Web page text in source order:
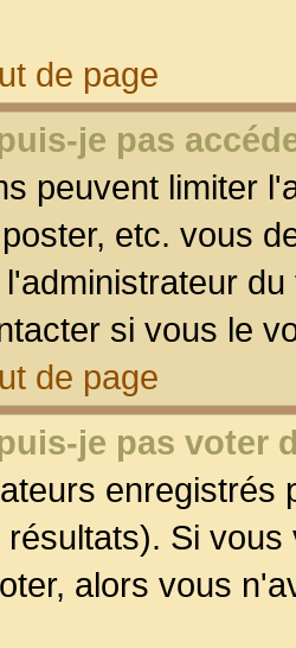
de page
je pas
peuvent limiter
etc. vous
si vous le
de page
je pas voter
enregistrés
Si
alors vous